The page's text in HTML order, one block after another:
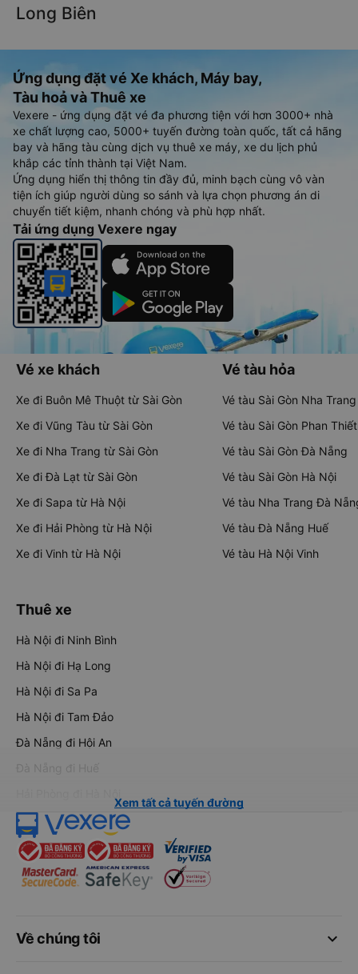
Long Biên
Ứng dụng đặt vé Xe khách, Máy bay,
Tàu hoả và Thuê xe
Vexere - ứng dụng đặt vé đa phương tiện với hơn 3000+ nhà
xe chất lượng cao, 5000+ tuyến đường toàn quốc, tất cả hãng
bay và hãng tàu cùng dịch vụ thuê xe máy, xe du lịch phủ
khắp các tỉnh thành tại Việt Nam.
Ứng dụng hiển thị thông tin đầy đủ, minh bạch cùng vô vàn
tiện ích giúp người dùng so sánh và lựa chọn phương án di
chuyển tiết kiệm, nhanh chóng và phù hợp nhất.
Tải ứng dụng Vexere ngay
Vé xe khách
Xe đi Buôn Mê Thuột từ Sài Gòn
Xe đi Vũng Tàu từ Sài Gòn
Xe đi Nha Trang từ Sài Gòn
Xe đi Đà Lạt từ Sài Gòn
Xe đi Sapa từ Hà Nội
Xe đi Hải Phòng từ Hà Nội
Xe đi Vinh từ Hà Nội
Vé tàu hỏa
Vé tàu Sài Gòn Nha Trang
Vé tàu Sài Gòn Phan Thiết
Vé tàu Sài Gòn Đà Nẵng
Vé tàu Sài Gòn Hà Nội
Vé tàu Nha Trang Đà
Vé tàu Đà Nẵng Huế
Vé tàu Hà Nội Vinh
Thuê xe
Hà Nội đi Ninh Bình
Hà Nội đi Hạ Long
Hà Nội đi Sa Pa
Hà Nội đi Tam Đảo
Đà Nẵng đi Hội An
Đà Nẵng đi Huế
Xem tất cả tuyến đường
keyboard_arrow_down
Về chúng tôi